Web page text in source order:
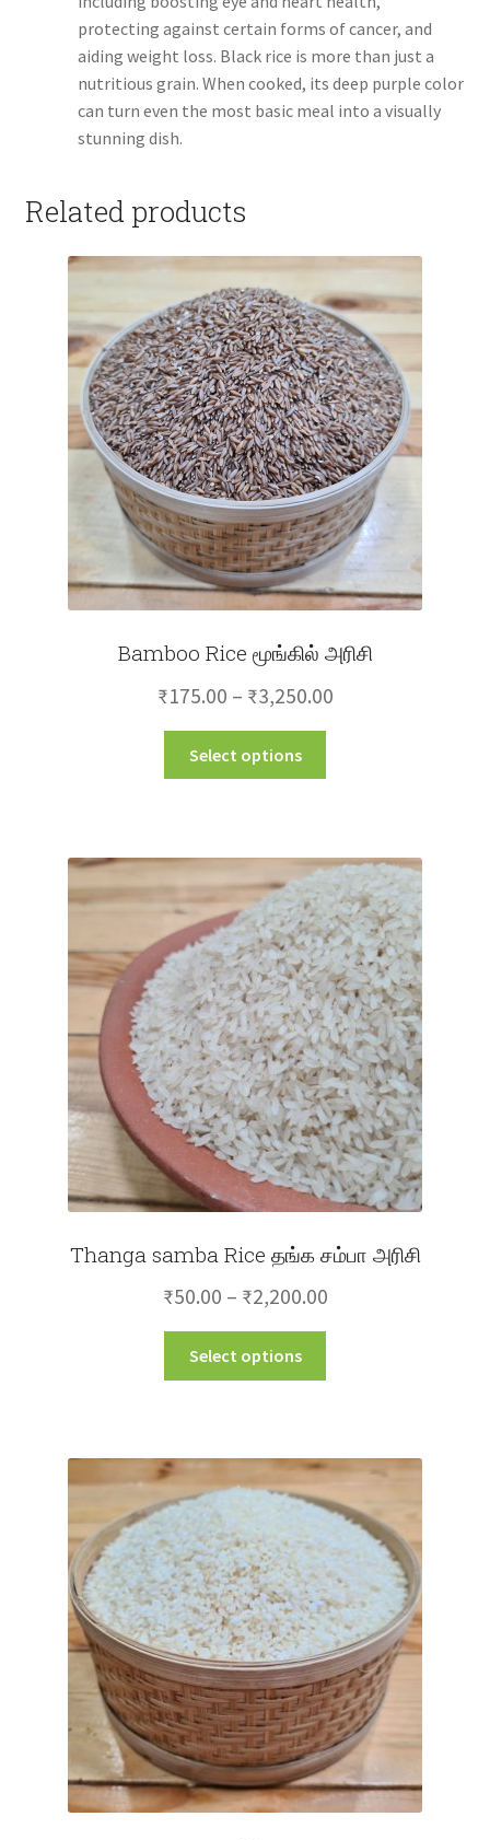
protecting against certain forms of cancer, and
aiding weight loss. Black rice is more than just a
nutritious grain. When cooked, its deep purple color
can turn even the most basic meal into a visually
stunning dish.
Related products
Bamboo Rice மூங்கில் அரிசி
₹175.00 – ₹3,250.00Price
Select options
The
options
may
be
chosen
on
the
product
page
Thanga samba Rice தங்க சம்பா அரிசி
₹50.00 – ₹2,200.00Price
Select options
variants.
The
options
be
chosen
on
the
product
page